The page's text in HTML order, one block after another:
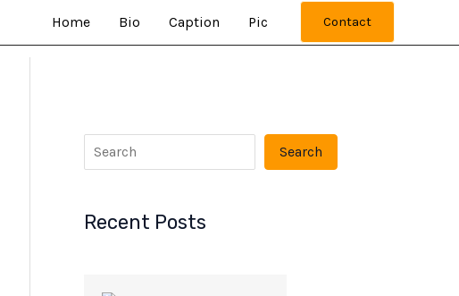
Home Bio Caption Pic Contact
Search
Recent Posts